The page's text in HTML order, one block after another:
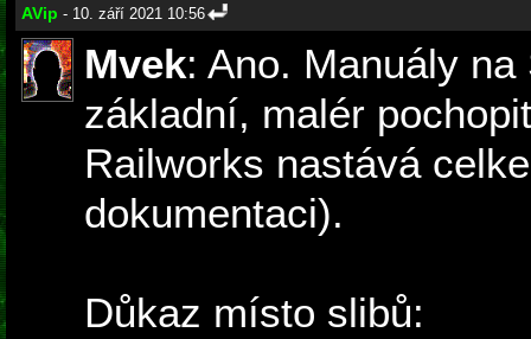
AVip - 10. září 2021 10:56
Mvek: Ano. Manuály
základní, malér
Railworks nastává
dokumentaci).
Důkaz místo slibů: